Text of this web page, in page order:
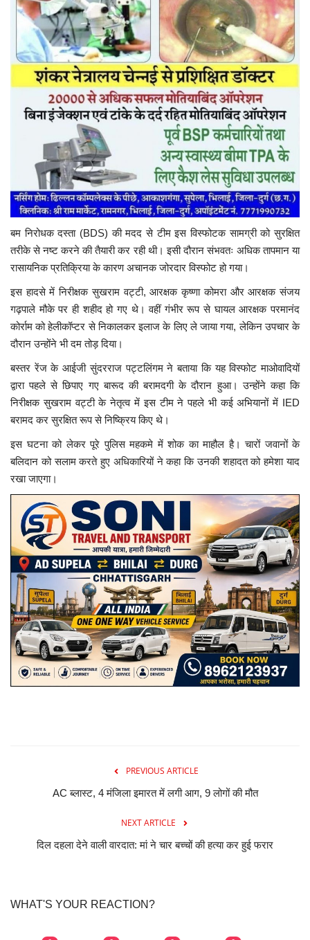
बम निरोधक दस्ता (BDS) की मदद से टीम इस विस्फोटक सामग्री को सुरक्षित
तरीके से नष्ट करने की तैयारी कर रही थी। इसी दौरान संभवतः अधिक तापमान या
रासायनिक प्रतिक्रिया के कारण अचानक जोरदार विस्फोट हो गया।
इस हादसे में निरीक्षक सुखराम वट्टी, आरक्षक कृष्णा कोमरा और आरक्षक संजय
गढ़पाले मौके पर ही शहीद हो गए थे। वहीं गंभीर रूप से घायल आरक्षक परमानंद
कोर्राम को हेलीकॉप्टर से निकालकर इलाज के लिए ले जाया गया, लेकिन उपचार के
दौरान उन्होंने भी दम तोड़ दिया।
बस्तर रेंज के आईजी सुंदरराज पट्टलिंगम ने बताया कि यह विस्फोट माओवादियों
द्वारा पहले से छिपाए गए बारूद की बरामदगी के दौरान हुआ। उन्होंने कहा कि
निरीक्षक सुखराम वट्टी के नेतृत्व में इस टीम ने पहले भी कई अभियानों में IED
बरामद कर सुरक्षित रूप से निष्क्रिय किए थे।
इस घटना को लेकर पूरे पुलिस महकमे में शोक का माहौल है। चारों जवानों के
बलिदान को सलाम करते हुए अधिकारियों ने कहा कि उनकी शहादत को हमेशा याद
रखा जाएगा।
PREVIOUS ARTICLE
AC ब्लास्ट, 4 मंजिला इमारत में लगी आग, 9 लोगों की मौत
NEXT ARTICLE
दिल दहला देने वाली वारदात: मां ने चार बच्चों की हत्या कर हुई फरार
WHAT'S YOUR REACTION?